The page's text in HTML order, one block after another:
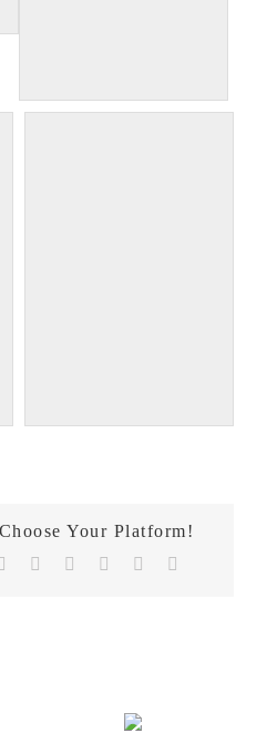
Your Platform!
WhatsApp
TumblrPinterest Xing